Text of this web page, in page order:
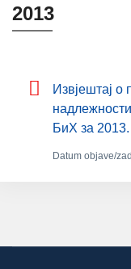
2013
Извjeштaj o
БиХ зa 2013.
Datum objave/